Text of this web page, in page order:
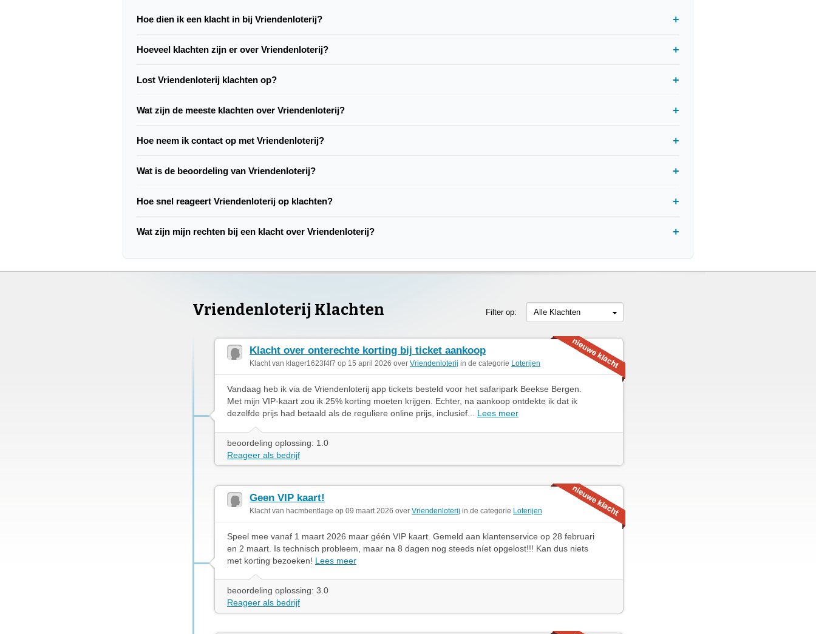
Hoe dien ik een klacht in bij Vriendenloterij?
Hoeveel klachten zijn er over Vriendenloterij?
Lost Vriendenloterij klachten op?
Wat zijn de meeste klachten over Vriendenloterij?
Hoe neem ik contact op met Vriendenloterij?
Wat is de beoordeling van Vriendenloterij?
Hoe snel reageert Vriendenloterij op klachten?
Wat zijn mijn rechten bij een klacht over Vriendenloterij?
Vriendenloterij Klachten Filter op: Alle Klachten
Klacht over onterechte korting bij ticket aankoop
Klacht van klager1623f4f7 op 15 april 2026 over Vriendenloterij in de categorie Loterijen
Vandaag heb ik via de Vriendenloterij app tickets besteld voor het safaripark Beekse Bergen.
Met mijn VIP-kaart zou ik 25% korting moeten krijgen. Echter, na aankoop ontdekte ik dat ik
dezelfde prijs had betaald als de reguliere online prijs, inclusief... Lees meer
beoordeling oplossing: 1.0
Reageer als bedrijf
Geen VIP kaart!
Klacht van hacmbentlage op 09 maart 2026 over Vriendenloterij in de categorie Loterijen
Speel mee vanaf 1 maart 2026 maar géén VIP kaart. Gemeld aan klantenservice op 28 februari
en 2 maart. Is technisch probleem, maar na 8 dagen nog steeds níet opgelost!!! Kan dus niets
met korting bezoeken! Lees meer
beoordeling oplossing: 3.0
Reageer als bedrijf